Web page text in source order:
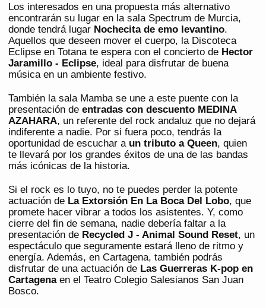
Los interesados en una propuesta más alternativo
encontrarán su lugar en la sala Spectrum de Murcia,
donde tendrá lugar Nochecita de emo levantino.
Aquellos que deseen mover el cuerpo, la Discoteca
Eclipse en Totana te espera con el concierto de Hector
Jaramillo - Eclipse, ideal para disfrutar de buena
música en un ambiente festivo.
También la sala Mamba se une a este puente con la
presentación de entradas con descuento MEDINA
AZAHARA, un referente del rock andaluz que no dejará
indiferente a nadie. Por si fuera poco, tendrás la
oportunidad de escuchar a un tributo a Queen, quien
te llevará por los grandes éxitos de una de las bandas
más icónicas de la historia.
Si el rock es lo tuyo, no te puedes perder la potente
actuación de La Extorsión En La Boca Del Lobo, que
promete hacer vibrar a todos los asistentes. Y, como
cierre del fin de semana, nadie debería faltar a la
presentación de Recycled J - Animal Sound Reset, un
espectáculo que seguramente estará lleno de ritmo y
energía. Además, en Cartagena, también podrás
disfrutar de una actuación de Las Guerreras K-pop en
Cartagenaen el Teatro Colegio Salesianos San Juan
Bosco.